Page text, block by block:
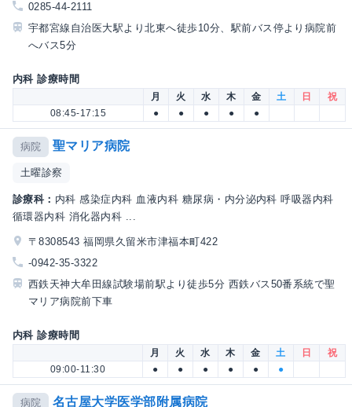
0285-44-2111
宇都宮線自治医大駅より北東へ徒歩10分、駅前バス停より病院前
へバス5分
内科 診療時間
月 火 水 木 金 土 日
祝
08:45-17:15
● ● ● ● ●
病院 聖マリア病院
土曜診察
診療科： 内科 感染症内科 血液内科 糖尿病・内分泌内科 呼吸器内科
循環器内科 消化器内科 ...
〒8308543 福岡県久留米市津福本町422
-0942-35-3322
西鉄天神大牟田線試験場前駅より徒歩5分 西鉄バス50番系統で聖
マリア病院前下車
内科 診療時間
月 火 水 木 金 土 日
祝
09:00-11:30
● ● ● ● ● ●
病院 名古屋大学医学部附属病院